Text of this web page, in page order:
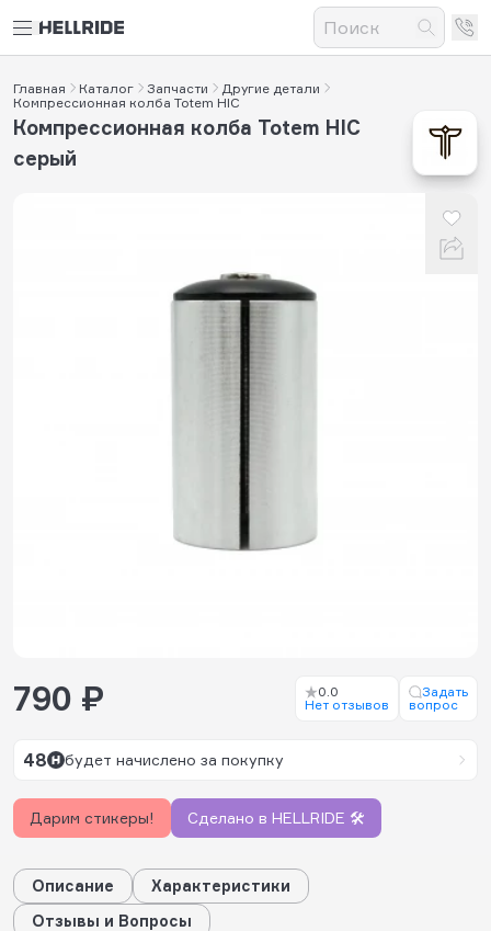
Главная Каталог Запчасти
Другие детали
Компрессионная колба Totem HIC
Компрессионная колба Totem HIC
серый
790 ₽
0.0
Нет отзывов
Задать
вопрос
48 будет начислено за покупку
Дарим стикеры! Сделано в HELLRIDE 🛠️
Описание
Характеристики
Отзывы и Вопросы